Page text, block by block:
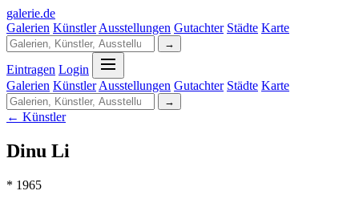
galerie.de
Galerien Künstler Ausstellungen Gutachter Städte Karte
→
Eintragen Login
Galerien Künstler Ausstellungen Gutachter Städte Karte
→
← Künstler
Dinu Li
* 1965